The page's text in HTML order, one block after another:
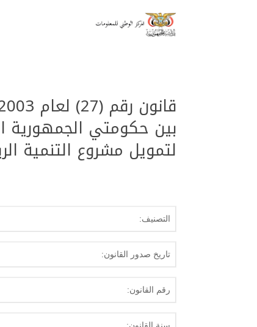
بين حكومتي الجمهورية
لتمويل مشروع التنمية
التصنيف:
تاريخ صدور القانون:
رقم القانون: